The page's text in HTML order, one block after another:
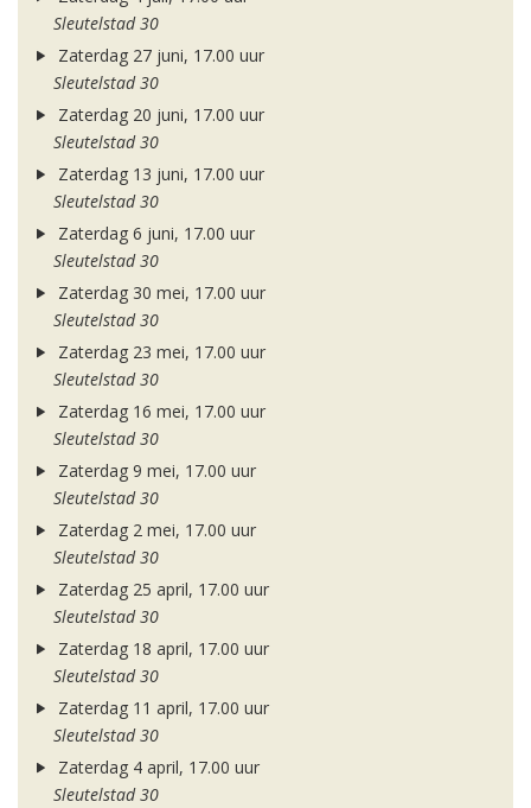
Sleutelstad 30
Zaterdag 27 juni, 17.00 uur
Sleutelstad 30
Zaterdag 20 juni, 17.00 uur
Sleutelstad 30
Zaterdag 13 juni, 17.00 uur
Sleutelstad 30
Zaterdag 6 juni, 17.00 uur
Sleutelstad 30
Zaterdag 30 mei, 17.00 uur
Sleutelstad 30
Zaterdag 23 mei, 17.00 uur
Sleutelstad 30
Zaterdag 16 mei, 17.00 uur
Sleutelstad 30
Zaterdag 9 mei, 17.00 uur
Sleutelstad 30
Zaterdag 2 mei, 17.00 uur
Sleutelstad 30
Zaterdag 25 april, 17.00 uur
Sleutelstad 30
Zaterdag 18 april, 17.00 uur
Sleutelstad 30
Zaterdag 11 april, 17.00 uur
Sleutelstad 30
Zaterdag 4 april, 17.00 uur
Sleutelstad 30